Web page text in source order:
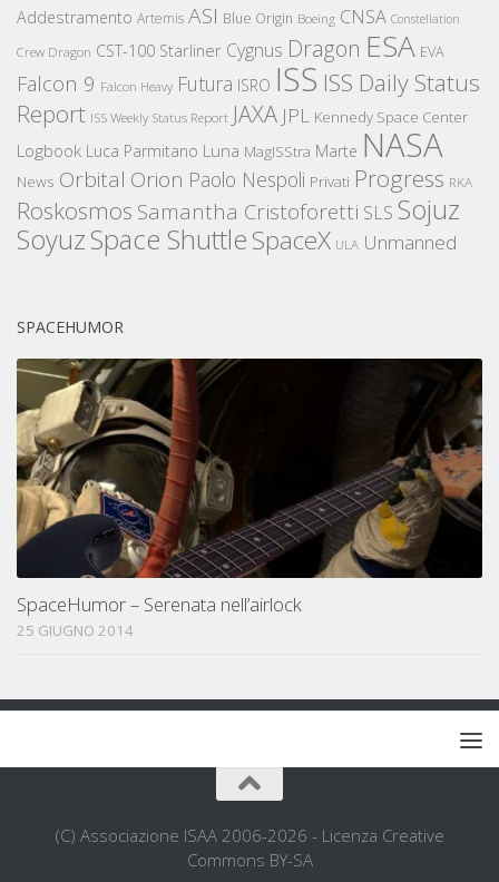
Addestramento Artemis ASI Blue Origin Boeing CNSA Constellation
Crew Dragon CST-100 Starliner Cygnus Dragon ESA EVA
Falcon 9 Falcon Heavy Futura ISRO ISS ISS Daily Status
Report ISS Weekly Status Report JAXA JPL Kennedy Space Center
Logbook Luca Parmitano Luna MagISStra Marte NASA
News Orbital Orion Paolo Nespoli Privati Progress RKA
Roskosmos Samantha Cristoforetti SLS Sojuz
SoyuzSpace ShuttleSpaceX ULA Unmanned
SPACEHUMOR
SpaceHumor – Serenata nell’airlock
25 GIUGNO 2014
(C) Associazione ISAA 2006-2026 - Licenza Creative
Commons BY-SA